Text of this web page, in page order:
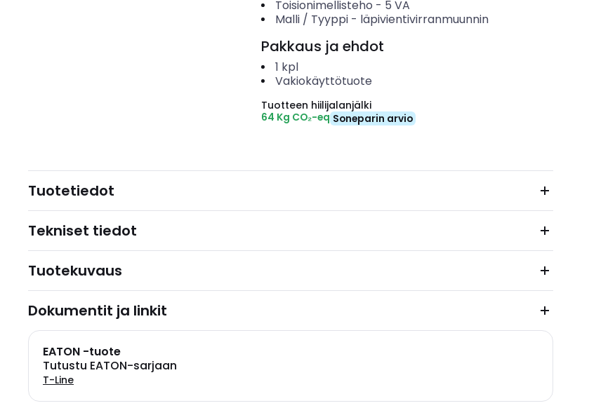
Toisionimellisteho - 5 VA
Malli / Tyyppi- läpivientivirranmuunnin
Pakkaus ja ehdot
1 kpl
Vakiokäyttötuote
Tuotteen hiilijalanjälki
64 Kg CO₂-eq Soneparin arvio
Tuotetiedot
Tekniset tiedot
Tuotekuvaus
Dokumentit ja linkit
EATON -tuote
Tutustu EATON-sarjaan
T-Line